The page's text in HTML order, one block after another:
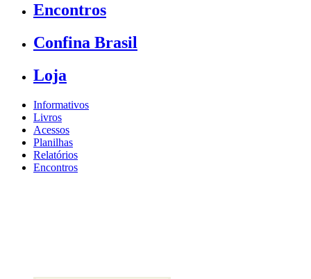
Encontros
Confina Brasil
Loja
Informativos
Livros
Acessos
Planilhas
Relatórios
Encontros